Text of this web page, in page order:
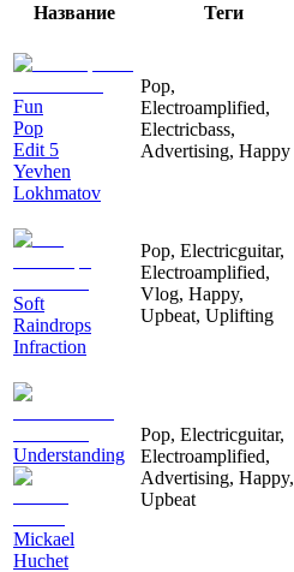
Название Теги
Fun
Pop
Edit 5
Yevhen
Lokhmatov
Pop,
Electroamplified,
Electricbass,
Advertising, Happy
Soft
Raindrops
Infraction
Pop, Electricguitar,
Electroamplified,
Vlog, Happy,
Upbeat, Uplifting
Understanding
Mickael
Huchet
Pop, Electricguitar,
Electroamplified,
Advertising, Happy,
Upbeat